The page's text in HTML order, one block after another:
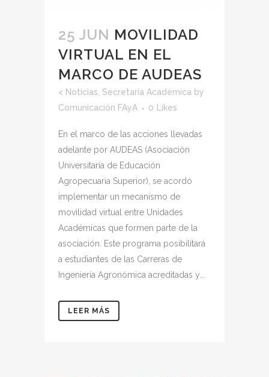
25 JUN MOVILIDAD
VIRTUAL EN EL
MARCO DE AUDEAS
< Noticias Secretaría Académica by
Comunicación FAyA
0 Likes
En el marco de las acciones llevadas
adelante por AUDEAS (Asociación
Universitaria de Educación
Agropecuaria Superior), se acordó
implementar un mecanismo de
movilidad virtual entre Unidades
Académicas que formen parte de la
asociación. Este programa posibilitará
a estudiantes de las Carreras de
Ingeniería Agronómica acreditadas y...
LEER MÁS